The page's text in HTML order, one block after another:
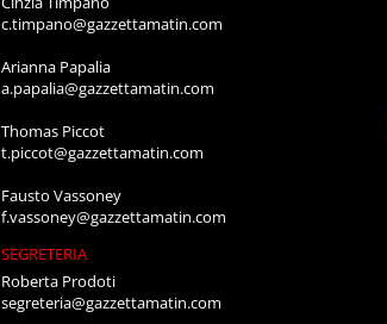
c.timpano@gazzettamatin.com
Arianna Papalia
a.papalia@gazzettamatin.com
Thomas Piccot
t.piccot@gazzettamatin.com
Fausto Vassoney
f.vassoney@gazzettamatin.com
SEGRETERIA
Roberta Prodoti
segreteria@gazzettamatin.com